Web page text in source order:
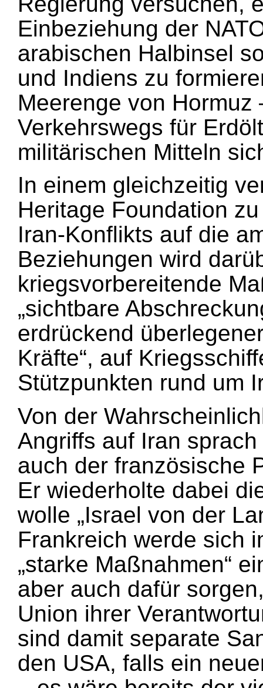
Einbeziehung der
arabischen Halbinsel
und Indiens zu
Meerenge von
Verkehrswegs für
militärischen Mitteln
In einem gleichzeitig
Heritage Foundation
Iran-Konflikts auf die
Beziehungen wird
kriegsvorbereitende
„sichtbare
erdrückend
Kräfte“, auf
Stützpunkten rund um
Von der
Angriffs auf Iran
auch der französische
Er wiederholte dabei
wolle „Israel von der
Frankreich werde sich
„starke Maßnahmen“
aber auch dafür
Union ihrer
sind damit separate
den USA, falls ein